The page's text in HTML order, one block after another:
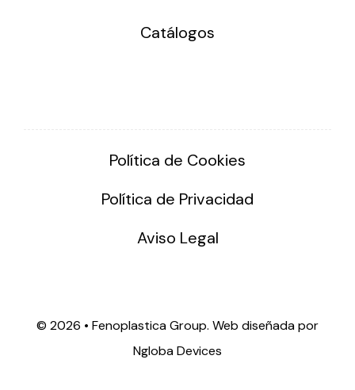
Catálogos
Política de Cookies
Política de Privacidad
Aviso Legal
© 2026 • Fenoplastica Group. Web diseñada por
Ngloba Devices